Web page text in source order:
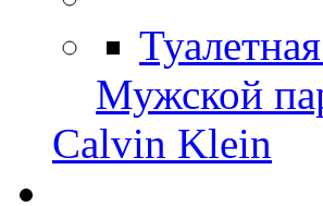
Мужской
Calvin Klein